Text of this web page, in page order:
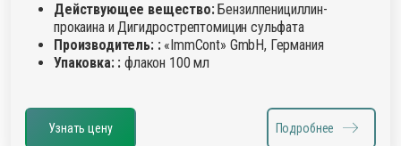
Действующее вещество:Бензилпенициллин-
прокаина и Дигидрострептомицин сульфата
Производитель: :«ImmCont» GmbH, Германия
Упаковка: : флакон 100 мл
Узнать цену Подробнее